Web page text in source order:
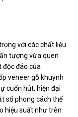
với các chất liệu
tượng vừa quen
độc đáo của
veneer gỗ khuynh
cuốn hút, hiện đại
số phong cách thể
hiệu suất như trên